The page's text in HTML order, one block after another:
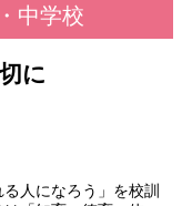
中学校
に
人になろう」を校訓